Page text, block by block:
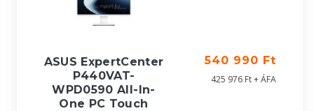
ASUS ExpertCenter
P440VAT-
WPD0590 All-In-
One PC Touch
540 990 Ft
425 976 Ft + ÁFA